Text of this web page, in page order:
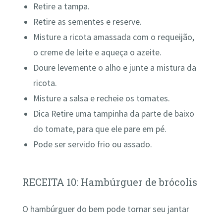
Retire a tampa.
Retire as sementes e reserve.
Misture a ricota amassada com o requeijão,
o creme de leite e aqueça o azeite.
Doure levemente o alho e junte a mistura da
ricota.
Misture a salsa e recheie os tomates.
Dica Retire uma tampinha da parte de baixo
do tomate, para que ele pare em pé.
Pode ser servido frio ou assado.
RECEITA 10: Hambúrguer de brócolis
O hambúrguer do bem pode tornar seu jantar